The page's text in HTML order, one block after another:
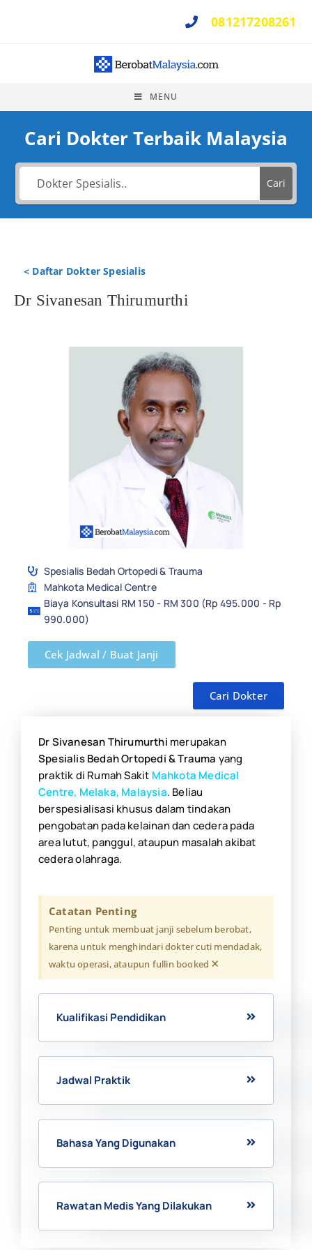
081217208261
MENU
Cari Dokter Terbaik Malaysia
Cari
< Daftar Dokter Spesialis
Dr Sivanesan Thirumurthi
Spesialis Bedah Ortopedi & Trauma
Mahkota Medical Centre
Biaya Konsultasi RM 150 - RM 300 (Rp 495.000 - Rp
990.000)
Cek Jadwal / Buat Janji
Cari Dokter
Dr Sivanesan Thirumurthi merupakan
Spesialis Bedah Ortopedi & Trauma yang
praktik di Rumah Sakit Mahkota Medical
Centre, Melaka, Malaysia. Beliau
berspesialisasi khusus dalam tindakan
pengobatan pada kelainan dan cedera pada
area lutut, panggul, ataupun masalah akibat
cedera olahraga.
Catatan Penting
Penting untuk membuat janji sebelum berobat,
karena untuk menghindari dokter cuti mendadak,
waktu operasi, ataupun fullin booked ×
Kualifikasi Pendidikan
Jadwal Praktik
Bahasa Yang Digunakan
Rawatan Medis Yang Dilakukan